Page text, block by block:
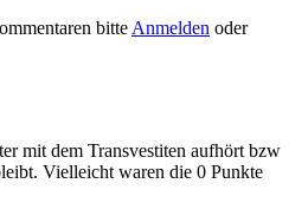
bitte Anmelden oder
mit dem Transvestiten aufhört bzw
Vielleicht waren die 0 Punkte